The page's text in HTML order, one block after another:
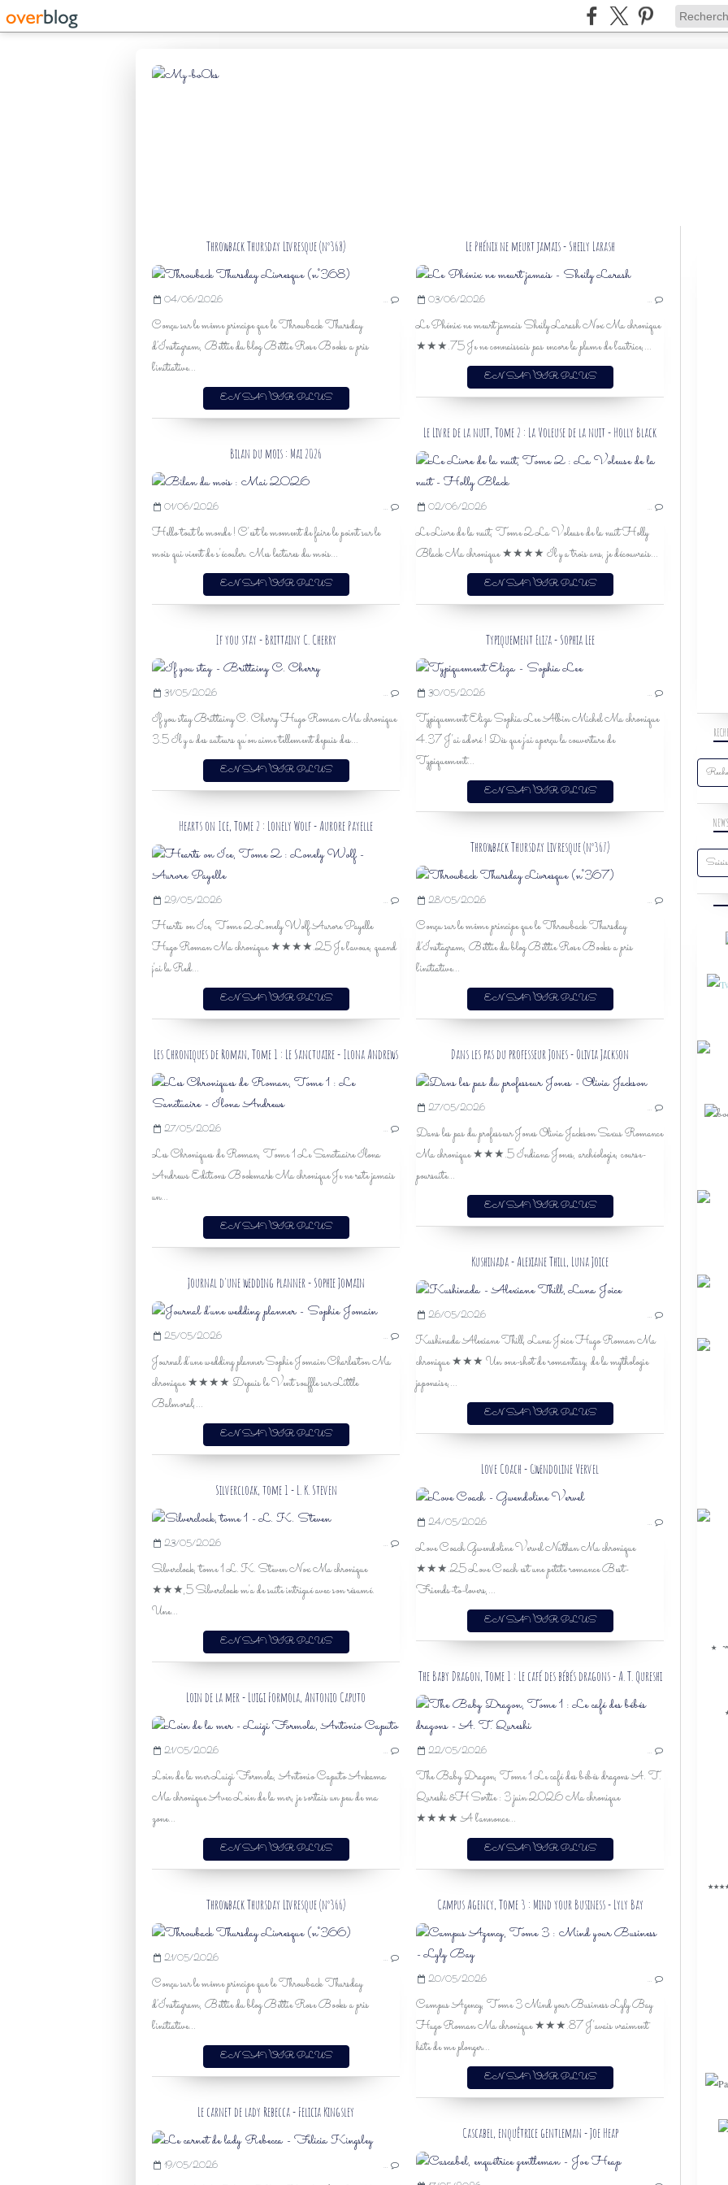
Throwback Thursday Livresque (n°368)
THROWBACK THURSDAY LIVRESQUE
04/06/2026 …
Conçu sur le même principe que le Throwback Thursday
d’Instagram, Bettie du blog Bettie Rose Books a pris
l'initiative...
EN SAVOIR PLUS
Le Phénix ne meurt jamais - Sheily Larash
03/06/2026 …
Le Phénix ne meurt jamais Sheily Larash Nox Ma chronique
★★★.75 Je ne connaissais pas encore la plume de l'autrice,...
EN SAVOIR PLUS
Le Livre de la nuit, Tome 2 : La Voleuse de la nuit - Holly Black
02/06/2026 …
Le Livre de la nuit, Tome 2 La Voleuse de la nuit Holly
Black Ma chronique ★★★★ Il y a trois ans, je découvrais...
EN SAVOIR PLUS
Bilan du mois : Mai 2026
RENDEZ-VOUS
01/06/2026 …
Hello tout le monde ! C'est le moment de faire le point sur le
mois qui vient de s'écouler. Mes lectures du mois...
EN SAVOIR PLUS
If you stay - Brittainy C. Cherry
BRITTAINY C. CHERRY
ROMANCE
ROMANCE CONTEMPORAINE
RELATION TOXIQUE
VIOLENCES
AMNÉSIE
31/05/2026 …
If you stay Brittainy C. Cherry Hugo Roman Ma chronique
3.5 Il y a des auteurs qu'on aime tellement depuis des...
EN SAVOIR PLUS
Typiquement Eliza - Sophia Lee
30/05/2026 …
Typiquement Eliza Sophia Lee Albin Michel Ma chronique
4.37 J'ai adoré ! Dès que j'ai aperçu la couverture de
Typiquement...
EN SAVOIR PLUS
Hearts on Ice, Tome 2 : Lonely Wolf - Aurore Payelle
AURORE PAYELLE
ROMANCE
UNIVERSITÉ
PROXIMITÉ FORCÉE
SPICY 1.75
29/05/2026 …
Hearts on Ice, Tome 2 Lonely Wolf Aurore Payelle
Hugo Roman Ma chronique ★★★★.25 Je l'avoue, quand
j'ai lu Red...
EN SAVOIR PLUS
Throwback Thursday Livresque (n°367)
28/05/2026 …
Conçu sur le même principe que le Throwback Thursday
d’Instagram, Bettie du blog Bettie Rose Books a pris
l'initiative...
EN SAVOIR PLUS
Les Chroniques de Roman, Tome 1 : Le Sanctuaire - Ilona Andrews
ILONA ANDREWS
KATE DANIELS
FANTASY
ENQUÊTE
MAGIE
27/05/2026 …
Les Chroniques de Roman, Tome 1 Le Sanctuaire Ilona
Andrews Editions Bookmark Ma chronique Je ne rate jamais
un...
EN SAVOIR PLUS
Dans les pas du professeur Jones - Olivia Jackson
27/05/2026 …
Dans les pas du professeur Jones Olivia Jackson Saxus Romance
Ma chronique ★★★.5 Indiana Jones, archéologie, course-
poursuite...
EN SAVOIR PLUS
Kushinada - Alexiane Thill, Luna Joice
26/05/2026 …
Kushinada Alexiane Thill, Luna Joice Hugo Roman Ma
chronique ★★★ Un one-shot de romantasy, de la mythologie
japonaise,...
EN SAVOIR PLUS
Journal d'une wedding planner - Sophie Jomain
CHARLESTON
AUDIO
ROMANCE
MARIAGE
25/05/2026 …
Journal d'une wedding planner Sophie Jomain Charleston Ma
chronique ★★★★ Depuis le Vent souffle sur Little
Balmoral,...
EN SAVOIR PLUS
Love Coach - Gwendoline Vervel
24/05/2026 …
Love Coach Gwendoline Vervel Nathan Ma chronique
★★★.25 Love Coach est une petite romance Best-
Friends-to-lovers,...
EN SAVOIR PLUS
Silvercloak, tome 1 - L. K. Steven
NOX
FANTASY
MAGIE
TRAHISON
VOYAGE DANS LE TEMPS
23/05/2026 …
Silvercloak, tome 1 L. K. Steven Nox Ma chronique
★★★,5 Silvercloak m'a de suite intrigué avec son résumé.
Une...
EN SAVOIR PLUS
The Baby Dragon, Tome 1 : Le café des bébés dragons - A. T. Qureshi
22/05/2026 …
The Baby Dragon, Tome 1 Le café des bébés dragons A. T.
Qureshi &H Sortie : 3 juin 2026 Ma chronique
★★★★ A l'annonce...
EN SAVOIR PLUS
Loin de la mer - Luigi Formola, Antonio Caputo
ANKAMA
BANDE DESSINÉE
DEUIL
DÉPRESSION
LIVRES
21/05/2026 …
Loin de la mer Luigi Formola, Antonio Caputo Ankama
Ma chronique Avec Loin de la mer, je sortais un peu de ma
zone...
EN SAVOIR PLUS
Throwback Thursday Livresque (n°366)
THROWBACK THURSDAY LIVRESQUE
21/05/2026 …
Conçu sur le même principe que le Throwback Thursday
d’Instagram, Bettie du blog Bettie Rose Books a pris
l'initiative...
EN SAVOIR PLUS
Campus Agency, Tome 3 : Mind your Business - Lyly Bay
20/05/2026 …
Campus Agency, Tome 3 Mind your Business Lyly Bay
Hugo Roman Ma chronique ★★★.87 J'avais vraiment
hâte de me plonger...
EN SAVOIR PLUS
Le carnet de lady Rebecca - Felicia Kingsley
J'AI LU
19/05/2026 …
Cascabel, enquêtrice gentleman - Joe Heap
★